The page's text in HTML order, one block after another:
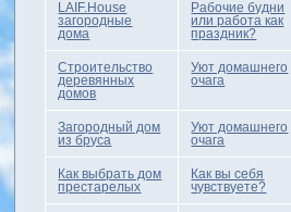
LAIF.House
загородные
дома
Рабочие будни
или работа как
праздник?
Строительство
деревянных
домов
Уют домашнего
очага
Загородный дом
из бруса
Уют домашнего
очага
Как выбрать дом
престарелых
Как вы себя
чувствуете?